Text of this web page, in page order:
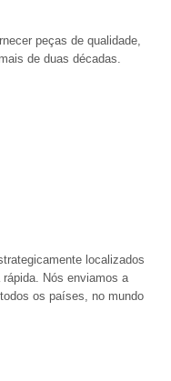
peças de qualidade,
de duas décadas.
localizados
Nós enviamos a
os países, no mundo